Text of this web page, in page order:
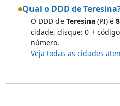
Qual o DDD de
O DDD de Teresina (PI) é
cidade, disque: 0 +
número.
Veja todas as cidades